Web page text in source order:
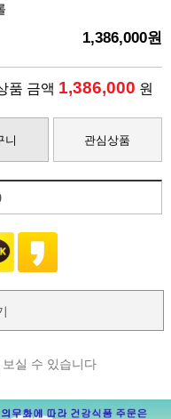
1,386,000원
품 금액 1,386,000 원
니 관심상품
실 수 있습니다